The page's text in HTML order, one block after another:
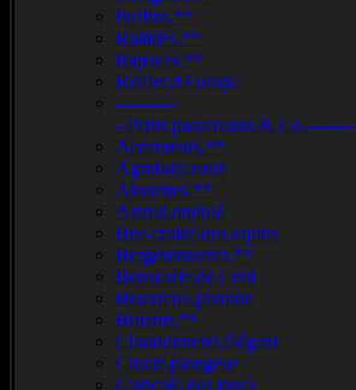
Puffins.**
Rallidés.**
Rapaces.**
Rollier.d'Europe
----------
-.Petits.passereaux.&.Co.--------
Accenteurs.**
Agrobate.roux
Alouettes.**
Astrild.ondulé
Bec-croisé.des.sapins
Bergeronnettes.**
Bouscarle.de.Cetti
Bouvreuil.pivoine
Bruants.**
Chardonneret.élégant
Cincle.plongeur
Cisticole.des.joncs